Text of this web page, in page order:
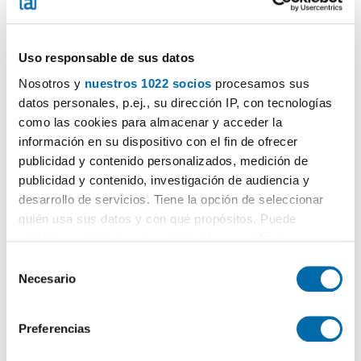
Uso responsable de sus datos
Nosotros y nuestros 1022 socios procesamos sus
datos personales, p.ej., su dirección IP, con tecnologías
como las cookies para almacenar y acceder la
información en su dispositivo con el fin de ofrecer
publicidad y contenido personalizados, medición de
publicidad y contenido, investigación de audiencia y
desarrollo de servicios. Tiene la opción de seleccionar
quién usa sus datos y con qué propósitos. Puede
el Menú de consentimiento.
Recopilar información sobre su ubicación geográfica
Necesario
Preferencias
1,200€
70m 1 Bd. 1 Bathroom
Rosalia de castro 61, Areal - Centro - Pz España, Zona Areal-García
Call
Contact
PREMIUM